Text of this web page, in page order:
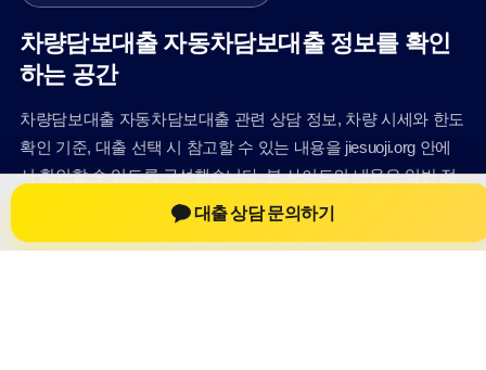
차량담보대출 자동차담보대출 정보를 확인
하는 공간
차량담보대출 자동차담보대출 관련 상담 정보, 차량 시세와 한도
확인 기준, 대출 선택 시 참고할 수 있는 내용을 jiesuoji.org 안에
서 확인할 수 있도록 구성했습니다. 본 사이트의 내용은 일반 정
보 제공을 위한 자료이며, 실제 가능 여부와 조건은 금융사 심사
대출 상담 문의하기